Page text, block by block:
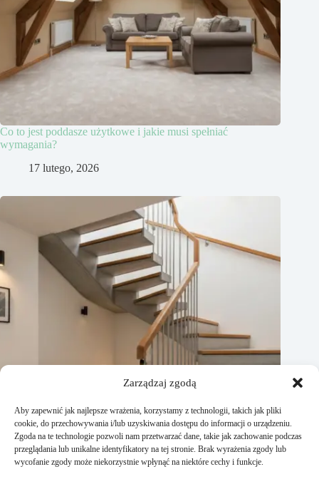
Zarządzaj zgodą
Aby zapewnić jak najlepsze wrażenia, korzystamy z technologii, takich jak pliki
cookie, do przechowywania i/lub uzyskiwania dostępu do informacji o urządzeniu.
Zgoda na te technologie pozwoli nam przetwarzać dane, takie jak zachowanie podczas
przeglądania lub unikalne identyfikatory na tej stronie. Brak wyrażenia zgody lub
wycofanie zgody może niekorzystnie wpłynąć na niektóre cechy i funkcje.
Co to jest poddasze użytkowe i jakie musi spełniać
wymagania?
17 lutego, 2026